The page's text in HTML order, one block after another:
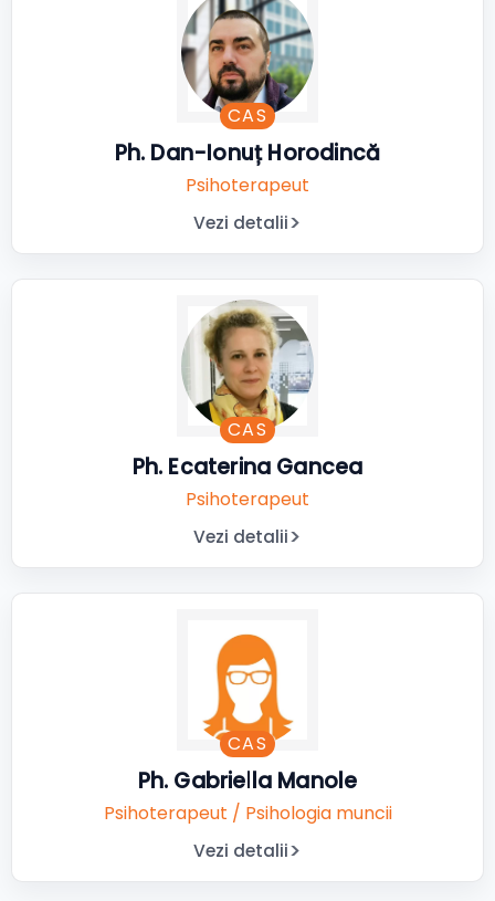
CAS
Ph. Dan-Ionuț Horodincă
Psihoterapeut
Vezi detalii
CAS
Ph. Ecaterina Gancea
Psihoterapeut
Vezi detalii
CAS
Ph. Gabriella Manole
Psihoterapeut / Psihologia muncii
Vezi detalii